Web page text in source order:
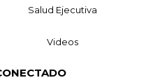
Salud Ejecutiva
Videos